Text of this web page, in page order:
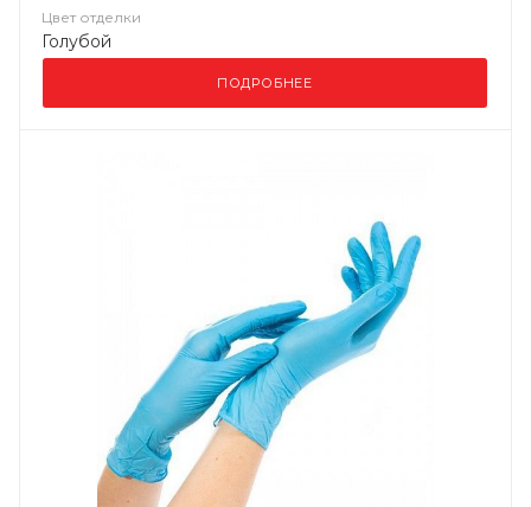
Цвет отделки
Голубой
ПОДРОБНЕЕ